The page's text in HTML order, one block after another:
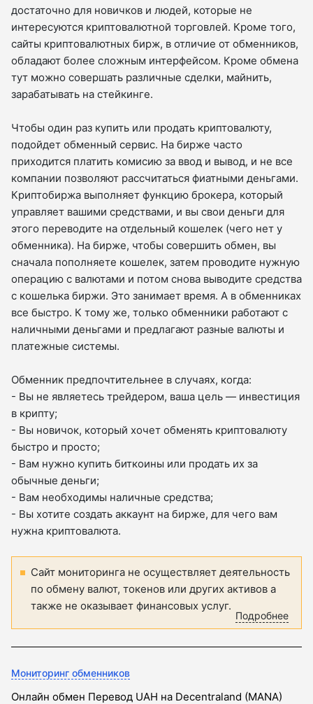
достаточно для новичков и людей, которые не
интересуются криптовалютной торговлей. Кроме того,
сайты криптовалютных бирж, в отличие от обменников,
обладают более сложным интерфейсом. Кроме обмена
тут можно совершать различные сделки, майнить,
зарабатывать на стейкинге.
Чтобы один раз купить или продать криптовалюту,
подойдет обменный сервис. На бирже часто
приходится платить комисию за ввод и вывод, и не все
компании позволяют рассчитаться фиатными деньгами.
Криптобиржа выполняет функцию брокера, который
управляет вашими средствами, и вы свои деньги для
этого переводите на отдельный кошелек (чего нет у
обменника). На бирже, чтобы совершить обмен, вы
сначала пополняете кошелек, затем проводите нужную
операцию с валютами и потом снова выводите средства
с кошелька биржи. Это занимает время. А в обменниках
все быстро. К тому же, только обменники работают с
наличными деньгами и предлагают разные валюты и
платежные системы.
Обменник предпочтительнее в случаях, когда:
- Вы не являетесь трейдером, ваша цель — инвестиция
в крипту;
- Вы новичок, который хочет обменять криптовалюту
быстро и просто;
- Вам нужно купить биткоины или продать их за
обычные деньги;
- Вам необходимы наличные средства;
- Вы хотите создать аккаунт на бирже, для чего вам
нужна криптовалюта.
Сайт мониторинга не осуществляет деятельность
по обмену валют, токенов или других активов а
также не оказывает финансовых услуг.
Подробнее
Мониторинг обменников
Онлайн обмен Перевод UAH на Decentraland (MANA)